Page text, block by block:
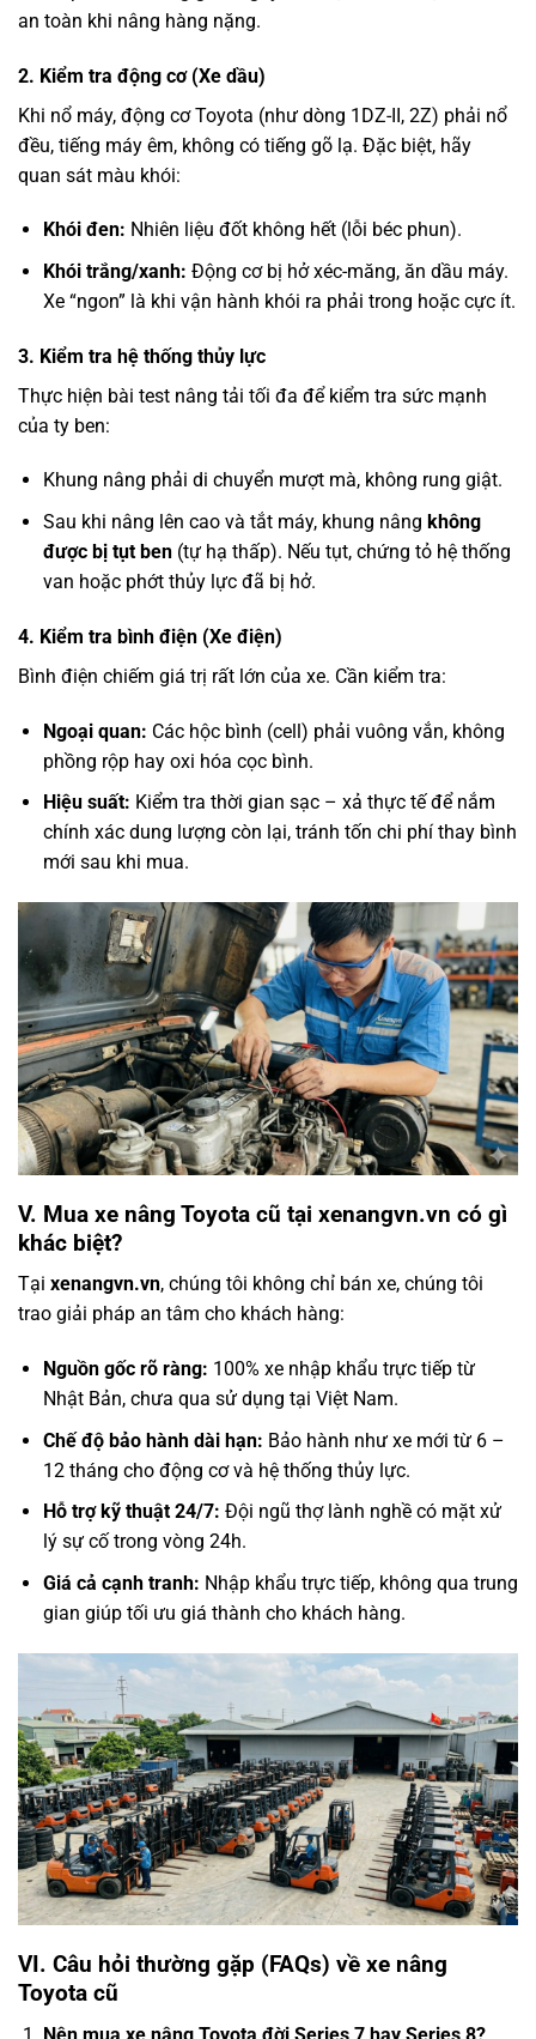
an toàn khi nâng hàng nặng.
2. Kiểm tra động cơ (Xe dầu)
Khi nổ máy, động cơ Toyota (như dòng 1DZ-II, 2Z) phải nổ
đều, tiếng máy êm, không có tiếng gõ lạ. Đặc biệt, hãy
quan sát màu khói:
Khói đen: Nhiên liệu đốt không hết (lỗi béc phun).
Khói trắng/xanh: Động cơ bị hở xéc-măng, ăn dầu máy.
Xe “ngon” là khi vận hành khói ra phải trong hoặc cực ít.
3. Kiểm tra hệ thống thủy lực
Thực hiện bài test nâng tải tối đa để kiểm tra sức mạnh
của ty ben:
Khung nâng phải di chuyển mượt mà, không rung giật.
Sau khi nâng lên cao và tắt máy, khung nâng không
được bị tụt ben(tự hạ thấp). Nếu tụt, chứng tỏ hệ thống
van hoặc phớt thủy lực đã bị hở.
4. Kiểm tra bình điện (Xe điện)
Bình điện chiếm giá trị rất lớn của xe. Cần kiểm tra:
Ngoại quan: Các hộc bình (cell) phải vuông vắn, không
phồng rộp hay oxi hóa cọc bình.
Hiệu suất: Kiểm tra thời gian sạc – xả thực tế để nắm
chính xác dung lượng còn lại, tránh tốn chi phí thay bình
mới sau khi mua.
V. Mua xe nâng Toyota cũ tại xenangvn.vn có gì
khác biệt?
Tại xenangvn.vn, chúng tôi không chỉ bán xe, chúng tôi
trao giải pháp an tâm cho khách hàng:
Nguồn gốc rõ ràng: 100% xe nhập khẩu trực tiếp từ
Nhật Bản, chưa qua sử dụng tại Việt Nam.
Chế độ bảo hành dài hạn: Bảo hành như xe mới từ 6 –
12 tháng cho động cơ và hệ thống thủy lực.
Hỗ trợ kỹ thuật 24/7: Đội ngũ thợ lành nghề có mặt xử
lý sự cố trong vòng 24h.
Giá cả cạnh tranh: Nhập khẩu trực tiếp, không qua trung
gian giúp tối ưu giá thành cho khách hàng.
VI. Câu hỏi thường gặp (FAQs) về xe nâng
Toyota cũ